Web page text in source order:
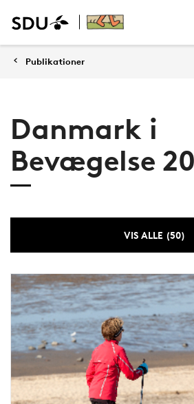
Publikationer
Danmark i
Bevægelse
VIS ALLE (50)